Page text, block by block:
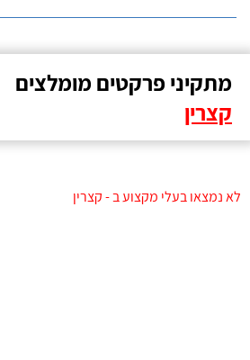
מתקיני פרקטים מומלצים
קצרין
לא נמצאו בעלי מקצוע ב - קצרין